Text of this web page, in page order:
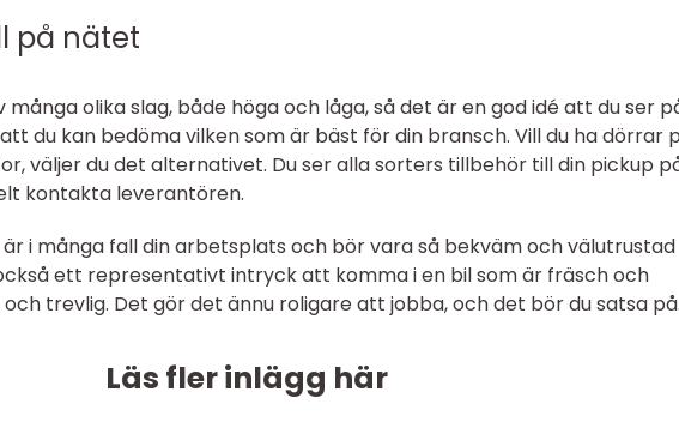
på nätet
olika slag, både höga och låga, så det är en god idé att du ser
du kan bedöma vilken som är bäst för din bransch. Vill du ha dörrar
väljer du det alternativet. Du ser alla sorters tillbehör till din pickup
kontakta leverantören.
är i många fall din arbetsplats och bör vara så bekväm och välutrustad
ett representativt intryck att komma i en bil som är fräsch och
trevlig. Det gör det ännu roligare att jobba, och det bör du satsa på.
Läs fler inlägg här